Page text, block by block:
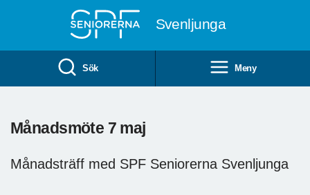
Svenljunga
Sök Meny
Månadsmöte 7 maj
Månadsträff med SPF Seniorerna Svenljunga